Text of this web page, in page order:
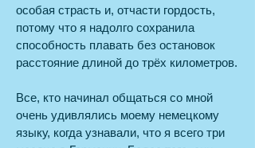
особая страсть и, отчасти гордость,
потому что я надолго сохранила
способность плавать без остановок
расстояние длиной до трёх километров.
Все, кто начинал общаться со мной
очень удивлялись моему немецкому
языку, когда узнавали, что я всего три